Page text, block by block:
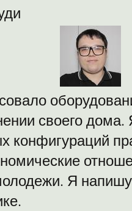
своего дома.
конфигураций
Я